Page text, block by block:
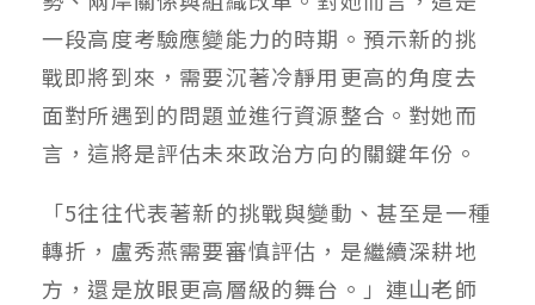
一段高度考驗應變能力的時期。預示新的挑
戰即將到來，需要沉著冷靜用更高的角度去
面對所遇到的問題並進行資源整合。對她而
言，這將是評估未來政治方向的關鍵年份。
「5往往代表著新的挑戰與變動、甚至是一種
轉折，盧秀燕需要審慎評估，是繼續深耕地
方，還是放眼更高層級的舞台。」連山老師